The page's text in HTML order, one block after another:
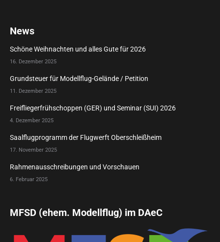
News
Schöne Weihnachten und alles Gute für 2026
16. Dezember 2025
Grundsteuer für Modellflug-Gelände / Petition
11. Dezember 2025
Freifliegerfrühschoppen (GER) und Seminar (SUI) 2026
4. Dezember 2025
Saalflugprogramm der Flugwerft Oberschleißheim
17. November 2025
Rahmenausschreibungen und Vorschauen
6. Februar 2025
MFSD (ehem. Modellflug) im DAeC